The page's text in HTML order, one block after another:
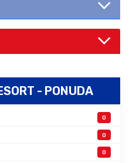
- PONUDA
0
0
0